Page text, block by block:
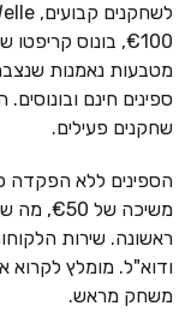
מטבעות נאמנות
ספינים חינם
שחקנים פעילים.
משיכה
ודוא"ל. מומלץ לקרוא
משחק מראש.